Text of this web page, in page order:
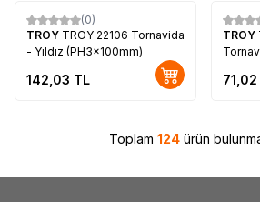
(0)
TROY TROY 22106 Tornavida
- Yıldız (PH3x100mm)
142,03 TL
TROY
71,02
Toplam 124ürün